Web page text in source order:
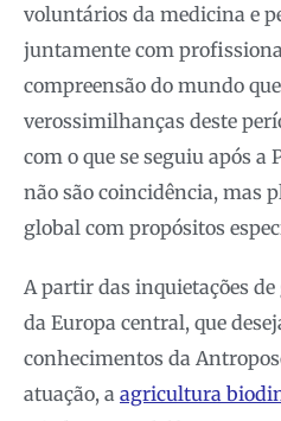
voluntários da medicina e
juntamente com
compreensão do mundo
verossimilhanças deste
com o que se seguiu após
não são coincidência, mas
global com propósitos
A partir das inquietações
da Europa central, que
conhecimentos da
atuação, a agricultura